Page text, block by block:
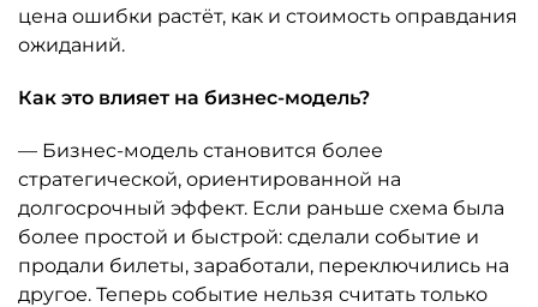
цена ошибки растёт, как и стоимость оправдания
ожиданий.
Как это влияет на бизнес-модель?
— Бизнес-модель становится более
стратегической, ориентированной на
долгосрочный эффект. Если раньше схема была
более простой и быстрой: сделали событие и
продали билеты, заработали, переключились на
другое. Теперь событие нельзя считать только